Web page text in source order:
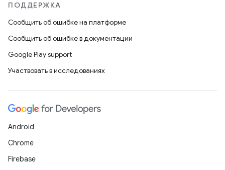
ПОДДЕРЖКА
Сообщить об ошибке на платформе
Сообщить об ошибке в документации
Google Play support
Участвовать в исследованиях
Android
Chrome
Firebase